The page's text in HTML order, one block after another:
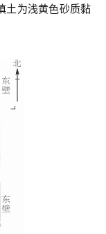
土为浅黄色砂质黏